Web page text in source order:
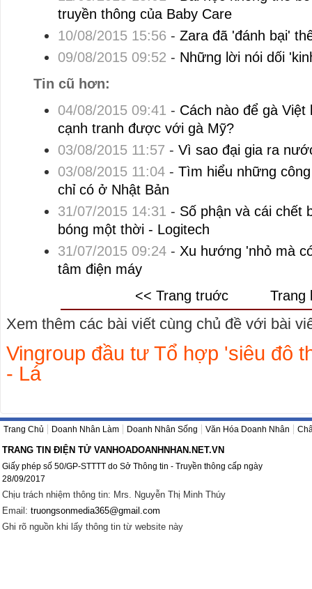
truyền thông của Baby Care
10/08/2015 15:56 - Zara đã 'đánh bại'
09/08/2015 09:52 - Những lời nói dối
Tin cũ hơn:
04/08/2015 09:41 - Cách nào để gà Việt
cạnh tranh được với gà Mỹ?
03/08/2015 11:57 - Vì sao đại gia ra
03/08/2015 11:04- Tìm hiểu những
chỉ có ở Nhật Bản
31/07/2015 14:31 - Số phận và cái chết
bóng một thời - Logitech
31/07/2015 09:24- Xu hướng 'nhỏ mà
tâm điện máy
<< Trang truớc
Trang
Xem thêm các bài viết cùng chủ đề với bài
Vingroup đầu tư Tổ hợp 'siêu đô
- Lá
Trang Chủ Doanh Nhân Làm Doanh Nhân Sống Văn Hóa Doanh Nhân
TRANG TIN ĐIỆN TỬ VANHOADOANHNHAN.NET.VN
Giấy phép số 50/GP-STTTT do Sở Thông tin - Truyền thông cấp ngày
28/09/2017
Chịu trách nhiệm thông tin: Mrs. Nguyễn Thị Minh Thúy
Email: truongsonmedia365@gmail.com
Ghi rõ nguồn khi lấy thông tin từ website này